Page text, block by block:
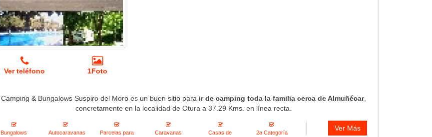
Ver teléfono 1Foto
Camping & Bungalows Suspiro del Moro es un buen sitio para ir de camping toda la familia cerca de Almuñécar,
concretamente en la localidad de Otura a 37.29 Kms. en línea recta.
Bungalows Autocaravanas
Parcelas para
Caravanas
Casas de
2a Categoría
Ver Más